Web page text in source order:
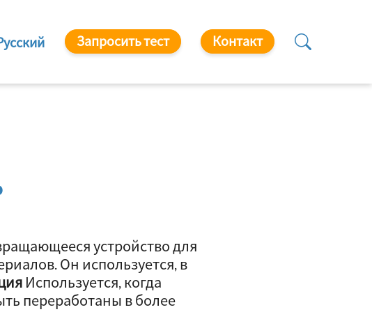
Запросить тест Контакт
устройство для
Он используется, в
Используется, когда
переработаны в более